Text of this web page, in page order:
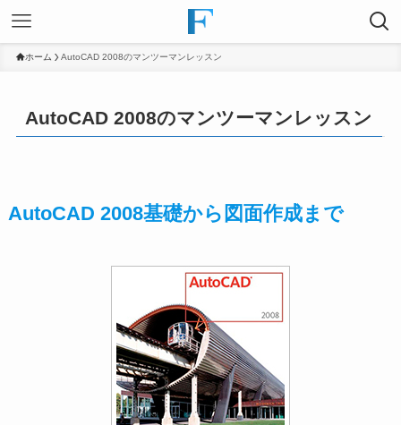
ホーム AutoCAD 2008のマンツーマンレッスン
AutoCAD 2008のマンツーマンレッスン
AutoCAD 2008基礎から図面作成まで